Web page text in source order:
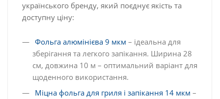
українського бренду, який поєднує якість та
доступну ціну:
Фольга алюмінієва 9 мкм – ідеальна для
зберігання та легкого запікання. Ширина 28
см, довжина 10 м – оптимальний варіант для
щоденного використання.
Міцна фольга для гриля і запікання 14 мкм –